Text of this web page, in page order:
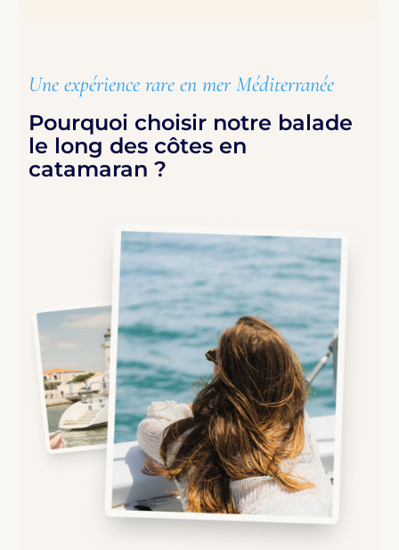
Une expérience rare en mer Méditerranée
Pourquoi choisir notre balade
le long des côtes en
catamaran ?